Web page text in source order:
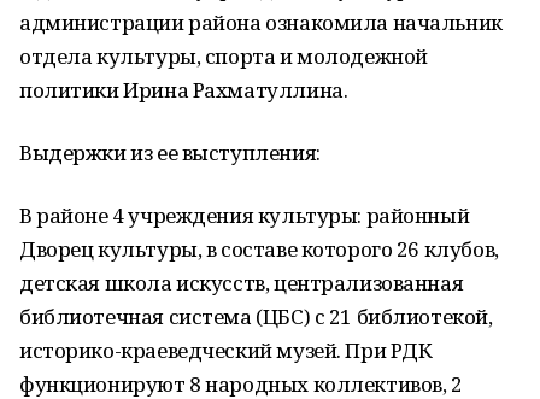
администрации района ознакомила начальник
отдела культуры, спорта и молодежной
политики Ирина Рахматуллина.
Выдержки из ее выступления:
В районе 4 учреждения культуры: районный
Дворец культуры, в составе которого 26 клубов,
детская школа искусств, централизованная
библиотечная система (ЦБС) с 21 библиотекой,
историко-краеведческий музей. При РДК
функционируют 8 народных коллективов, 2